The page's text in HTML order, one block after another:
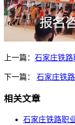
上一篇： 石家庄铁
下一篇： 石家庄铁
相关文章
石家庄铁路职